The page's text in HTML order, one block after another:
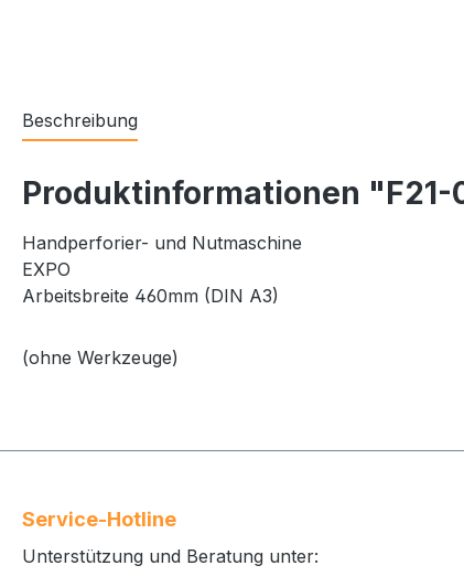
Beschreibung
Produktinformationen "F21-
Handperforier- und Nutmaschine
EXPO
Arbeitsbreite 460mm (DIN A3)
(ohne Werkzeuge)
Service-Hotline
Unterstützung und Beratung unter: